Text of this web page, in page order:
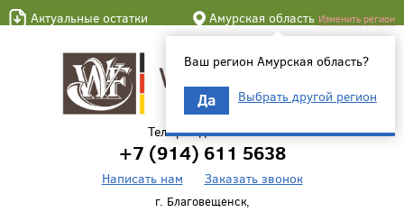
Актуальные остатки Амурская область Изменить регион
Ваш регион Амурская область?
Да Выбрать другой регион
Телефон для связи
+7 (914) 611 5638
Написать нам Заказать звонок
г. Благовещенск,